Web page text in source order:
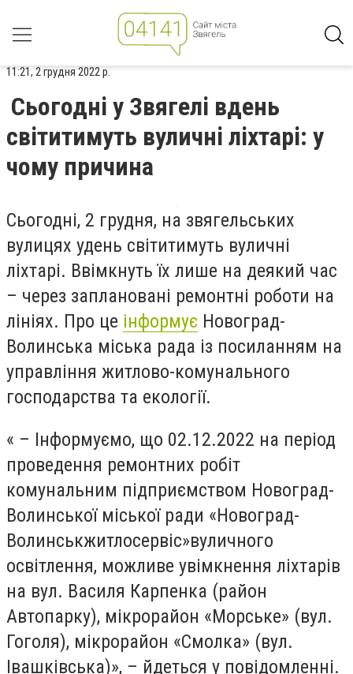
11:21, 2 грудня 2022 р.
Сьогодні у Звягелі вдень
світитимуть вуличні ліхтарі: у
чому причина
Сьогодні, 2 грудня, на звягельських
вулицях удень світитимуть вуличні
ліхтарі. Ввімкнуть їх лише на деякий час
– через заплановані ремонтні роботи на
лініях. Про це інформує Новоград-
Волинська міська рада із посиланням на
управління житлово-комунального
господарства та екології.
« – Інформуємо, що 02.12.2022 на період
проведення ремонтних робіт
комунальним підприємством Новоград-
Волинської міської ради «Новоград-
Волинськжитлосервіс»вуличного
освітлення, можливе увімкнення ліхтарів
на вул. Василя Карпенка (район
Автопарку), мікрорайон «Морське» (вул.
Гоголя), мікрорайон «Смолка» (вул.
Івашківська)», – йдеться у повідомленні.